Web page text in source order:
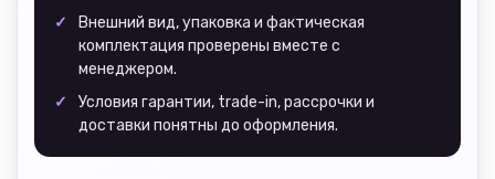
Внешний вид, упаковка и фактическая
комплектация проверены вместе с
менеджером.
Условия гарантии, trade-in, рассрочки и
доставки понятны до оформления.